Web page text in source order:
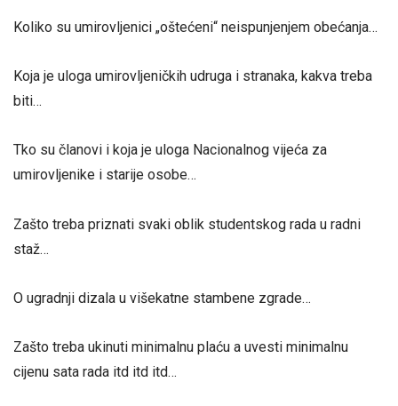
Koliko su umirovljenici „oštećeni“ neispunjenjem obećanja…
Koja je uloga umirovljeničkih udruga i stranaka, kakva treba
biti…
Tko su članovi i koja je uloga Nacionalnog vijeća za
umirovljenike i starije osobe…
Zašto treba priznati svaki oblik studentskog rada u radni
staž…
O ugradnji dizala u višekatne stambene zgrade…
Zašto treba ukinuti minimalnu plaću a uvesti minimalnu
cijenu sata rada itd itd itd…